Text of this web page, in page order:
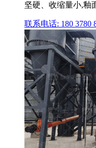
坚硬、收缩量小,釉
联系电话: 180 3780